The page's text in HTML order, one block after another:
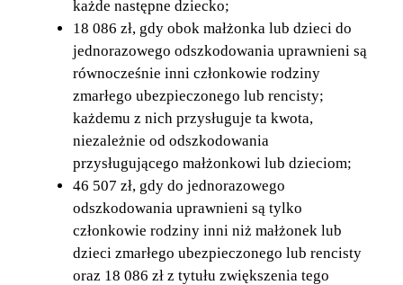
każde następne dziecko;
18 086 zł, gdy obok małżonka lub dzieci do
jednorazowego odszkodowania uprawnieni są
równocześnie inni członkowie rodziny
zmarłego ubezpieczonego lub rencisty;
każdemu z nich przysługuje ta kwota,
niezależnie od odszkodowania
przysługującego małżonkowi lub dzieciom;
46 507 zł, gdy do jednorazowego
odszkodowania uprawnieni są tylko
członkowie rodziny inni niż małżonek lub
dzieci zmarłego ubezpieczonego lub rencisty
oraz 18 086 zł z tytułu zwiększenia tego